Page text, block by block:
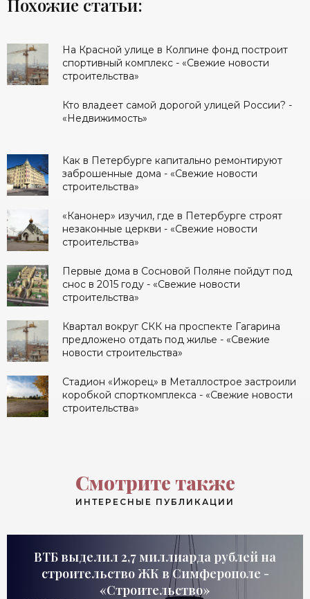
Похожие статьи:
На Красной улице в Колпине фонд построит
спортивный комплекс - «Свежие новости
строительства»
Кто владеет самой дорогой улицей России? -
«Недвижимость»
Как в Петербурге капитально ремонтируют
заброшенные дома - «Свежие новости
строительства»
«Канонер» изучил, где в Петербурге строят
незаконные церкви - «Свежие новости
строительства»
Первые дома в Сосновой Поляне пойдут под
снос в 2015 году - «Свежие новости
строительства»
Квартал вокруг СКК на проспекте Гагарина
предложено отдать под жилье - «Свежие
новости строительства»
Стадион «Ижорец» в Металлострое застроили
коробкой спорткомплекса - «Свежие новости
строительства»
Смотрите также
ИНТЕРЕСНЫЕ ПУБЛИКАЦИИ
ВТБ выделил 2,7 миллиарда рублей на
строительство ЖК в Симферополе -
«Строительство»